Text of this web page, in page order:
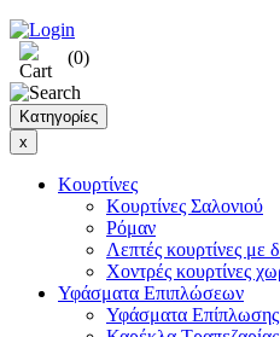
(0)
Κατηγορίες
x
Κουρτίνες
Κουρτίνες Σαλονιού
Ρόμαν
Λεπτές κουρτίνες με
Χοντρές κουρτίνες
Υφάσματα Επιπλώσεων
Υφάσματα Επίπλωσης